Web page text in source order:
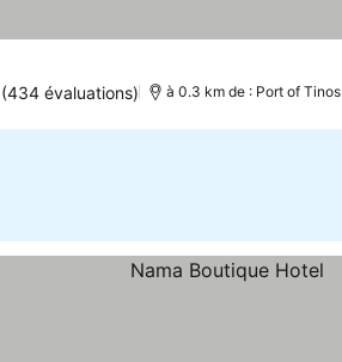
(434 évaluations) à 0.3 km de : Port of Tinos